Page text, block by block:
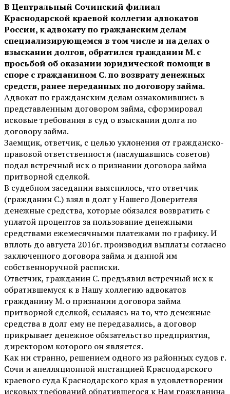
В Центральный Сочинский филиал
Краснодарской краевой коллегии адвокатов
России, к адвокату по гражданским делам
специализирующемся в том числе и на делах о
взыскании долгов, обратился гражданин М. с
просьбой об оказании юридической помощи в
споре с гражданином С. по возврату денежных
средств, ранее переданных по договору займа.
Адвокат по гражданским делам ознакомившись в
представленным договором займа, сформировал
исковые требования в суд о взыскании долга по
договору займа.
Заемщик, ответчик, с целью уклонения от гражданско-
правовой ответственности (наслушавшись советов)
подал встречный иск о признании договора займа
притворной сделкой.
В судебном заседании выяснилось, что ответчик
(гражданин С.) взял в долг у Нашего Доверителя
денежные средства, которые обязался возвратить с
уплатой процентов за пользование денежными
средствами ежемесячными платежами по графику. И
вплоть до августа 2016г. производил выплаты согласно
заключенного договора займа и данной им
собственноручной расписки.
Ответчик, гражданин С. предъявил встречный иск к
обратившемуся к в Нашу коллегию адвокатов
гражданину М. о признании договора займа
притворной сделкой, ссылаясь на то, что денежные
средства в долг ему не передавались, а договор
прикрывает денежное обязательство предприятия,
директором которого он является.
Как ни странно, решением одного из районных судов г.
Сочи и апелляционной инстанцией Краснодарского
краевого суда Краснодарского края в удовлетворении
исковых требований обратившегося к Нам гражданина